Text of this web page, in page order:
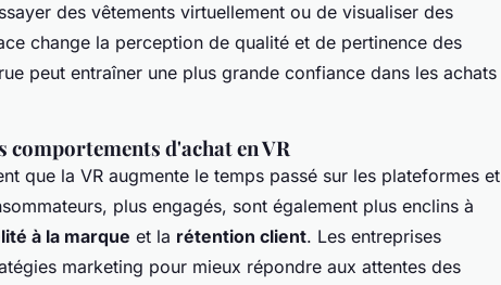
des vêtements virtuellement ou de visualiser des
change la perception de qualité et de pertinence des
peut entraîner une plus grande confiance dans les achats
comportements d'achat en VR
que la VR augmente le temps passé sur les plateformes et
plus engagés, sont également plus enclins à
à la marque et la rétention client. Les entreprises
marketing pour mieux répondre aux attentes des